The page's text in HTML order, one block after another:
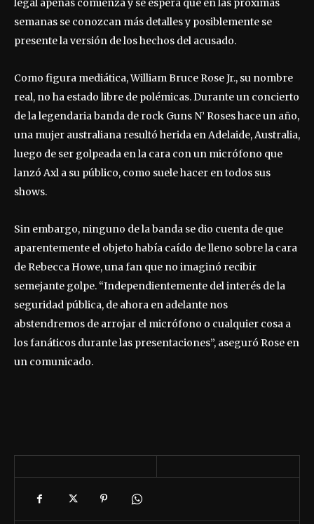
legal apenas comienza y se espera que en las próximas
semanas se conozcan más detalles y posiblemente se
presente la versión de los hechos del acusado.
Como figura mediática, William Bruce Rose Jr., su nombre
real, no ha estado libre de polémicas. Durante un concierto
de la legendaria banda de rock Guns N’ Roses hace un año,
una mujer australiana resultó herida en Adelaide, Australia,
luego de ser golpeada en la cara con un micrófono que
lanzó Axl a su público, como suele hacer en todos sus
shows.
Sin embargo, ninguno de la banda se dio cuenta de que
aparentemente el objeto había caído de lleno sobre la cara
de Rebecca Howe, una fan que no imaginó recibir
semejante golpe. “Independientemente del interés de la
seguridad pública, de ahora en adelante nos
abstendremos de arrojar el micrófono o cualquier cosa a
los fanáticos durante las presentaciones”, aseguró Rose en
un comunicado.